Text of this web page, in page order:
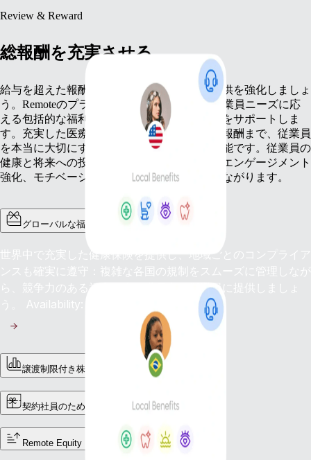
Review & Reward
総報酬を充実させる
給与を超えた報酬戦略で、従業員への価値提供を強化しましょ
う。Remoteのプラットフォームは、多様な従業員ニーズに応
える包括的な福利厚生や非金銭的報酬の提供をサポートしま
す。充実した医療保険から競争力のある株式報酬まで、従業員
を本当に大切にする報酬パッケージを構築可能です。従業員の
健康と将来への投資は、ロイヤルティ向上、エンゲージメント
強化、モチベーションの高い職場づくりにつながります。
グローバルな福利厚生
世界中で充実した健康保険を提供し、地域ごとのコンプライア
ンスも確実に遵守：複雑な各国の規制をスムーズに管理しなが
ら、競争力のある福利厚生を世界中の従業員に提供しましょ
う。 Availability: 今すぐ
譲渡制限付き株式ユニット（RSU）
契約社員のための福利厚生
Remote Equity